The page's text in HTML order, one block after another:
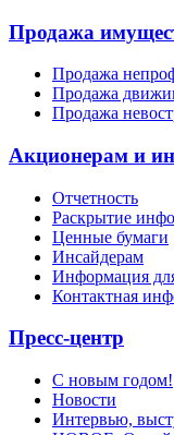
Продажа
Продажа
Продажа
Продажа
Акционерам и
Отчетность
Раскрытие
Ценные бумаги
Инсайдерам
Информация
Контактная
Пресс-центр
С новым годом!
Новости
Интервью,